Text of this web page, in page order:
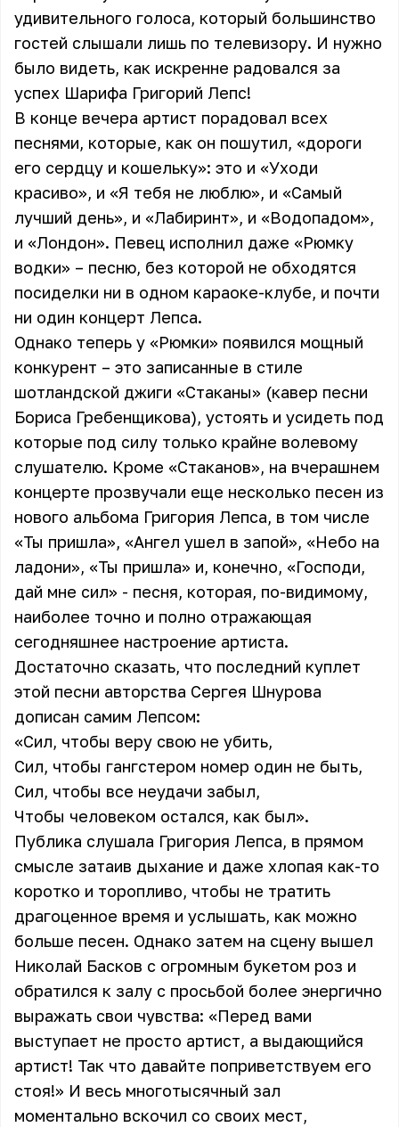
удивительного голоса, который большинство
гостей слышали лишь по телевизору. И нужно
было видеть, как искренне радовался за
успех Шарифа Григорий Лепс!
В конце вечера артист порадовал всех
песнями, которые, как он пошутил, «дороги
его сердцу и кошельку»: это и «Уходи
красиво», и «Я тебя не люблю», и «Самый
лучший день», и «Лабиринт», и «Водопадом»,
и «Лондон». Певец исполнил даже «Рюмку
водки» – песню, без которой не обходятся
посиделки ни в одном караоке-клубе, и почти
ни один концерт Лепса.
Однако теперь у «Рюмки» появился мощный
конкурент – это записанные в стиле
шотландской джиги «Стаканы» (кавер песни
Бориса Гребенщикова), устоять и усидеть под
которые под силу только крайне волевому
слушателю. Кроме «Стаканов», на вчерашнем
концерте прозвучали еще несколько песен из
нового альбома Григория Лепса, в том числе
«Ты пришла», «Ангел ушел в запой», «Небо на
ладони», «Ты пришла» и, конечно, «Господи,
дай мне сил» - песня, которая, по-видимому,
наиболее точно и полно отражающая
сегодняшнее настроение артиста.
Достаточно сказать, что последний куплет
этой песни авторства Сергея Шнурова
дописан самим Лепсом:
«Сил, чтобы веру свою не убить,
Сил, чтобы гангстером номер один не быть,
Сил, чтобы все неудачи забыл,
Чтобы человеком остался, как был».
Публика слушала Григория Лепса, в прямом
смысле затаив дыхание и даже хлопая как-то
коротко и торопливо, чтобы не тратить
драгоценное время и услышать, как можно
больше песен. Однако затем на сцену вышел
Николай Басков с огромным букетом роз и
обратился к залу с просьбой более энергично
выражать свои чувства: «Перед вами
выступает не просто артист, а выдающийся
артист! Так что давайте поприветствуем его
стоя!» И весь многотысячный зал
моментально вскочил со своих мест,